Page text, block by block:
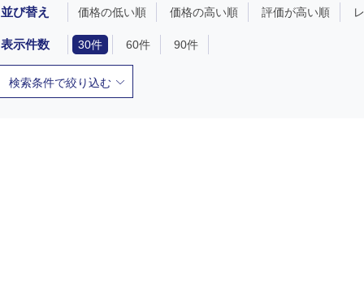
並び替え 価格の低い順 価格の高い順 評価が高い順
表示件数 30件 60件 90件
検索条件で絞り込む